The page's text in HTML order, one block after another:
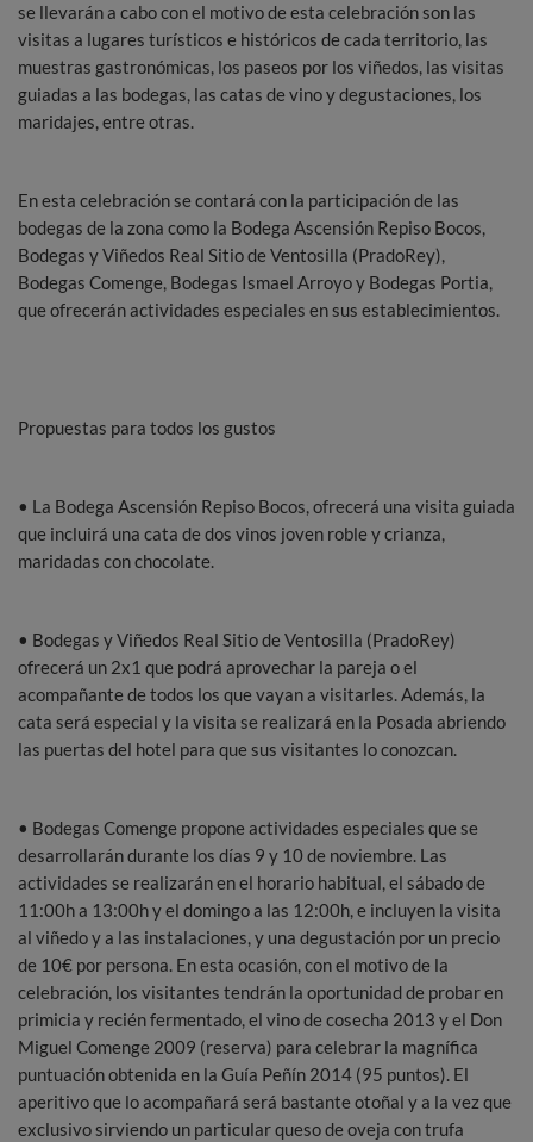
se llevarán a cabo con el motivo de esta celebración son las
visitas a lugares turísticos e históricos de cada territorio, las
muestras gastronómicas, los paseos por los viñedos, las visitas
guiadas a las bodegas, las catas de vino y degustaciones, los
maridajes, entre otras.
En esta celebración se contará con la participación de las
bodegas de la zona como la Bodega Ascensión Repiso Bocos,
Bodegas y Viñedos Real Sitio de Ventosilla (PradoRey),
Bodegas Comenge, Bodegas Ismael Arroyo y Bodegas Portia,
que ofrecerán actividades especiales en sus establecimientos.
Propuestas para todos los gustos
• La Bodega Ascensión Repiso Bocos, ofrecerá una visita guiada
que incluirá una cata de dos vinos joven roble y crianza,
maridadas con chocolate.
• Bodegas y Viñedos Real Sitio de Ventosilla (PradoRey)
ofrecerá un 2x1 que podrá aprovechar la pareja o el
acompañante de todos los que vayan a visitarles. Además, la
cata será especial y la visita se realizará en la Posada abriendo
las puertas del hotel para que sus visitantes lo conozcan.
• Bodegas Comenge propone actividades especiales que se
desarrollarán durante los días 9 y 10 de noviembre. Las
actividades se realizarán en el horario habitual, el sábado de
11:00h a 13:00h y el domingo a las 12:00h, e incluyen la visita
al viñedo y a las instalaciones, y una degustación por un precio
de 10€ por persona. En esta ocasión, con el motivo de la
celebración, los visitantes tendrán la oportunidad de probar en
primicia y recién fermentado, el vino de cosecha 2013 y el Don
Miguel Comenge 2009 (reserva) para celebrar la magnífica
puntuación obtenida en la Guía Peñín 2014 (95 puntos). El
aperitivo que lo acompañará será bastante otoñal y a la vez que
exclusivo sirviendo un particular queso de oveja con trufa